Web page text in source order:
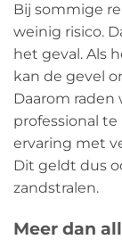
Bij sommige
weinig risico.
het geval. Als
kan de gevel
Daarom raden
professional
ervaring met
Dit geldt dus
zandstralen.
Meer dan